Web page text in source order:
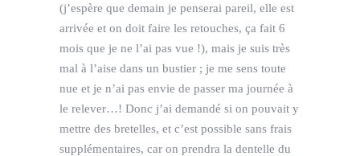
(j’espère que demain je penserai pareil, elle est
arrivée et on doit faire les retouches, ça fait 6
mois que je ne l’ai pas vue !), mais je suis très
mal à l’aise dans un bustier ; je me sens toute
nue et je n’ai pas envie de passer ma journée à
le relever…! Donc j’ai demandé si on pouvait y
mettre des bretelles, et c’est possible sans frais
supplémentaires, car on prendra la dentelle du